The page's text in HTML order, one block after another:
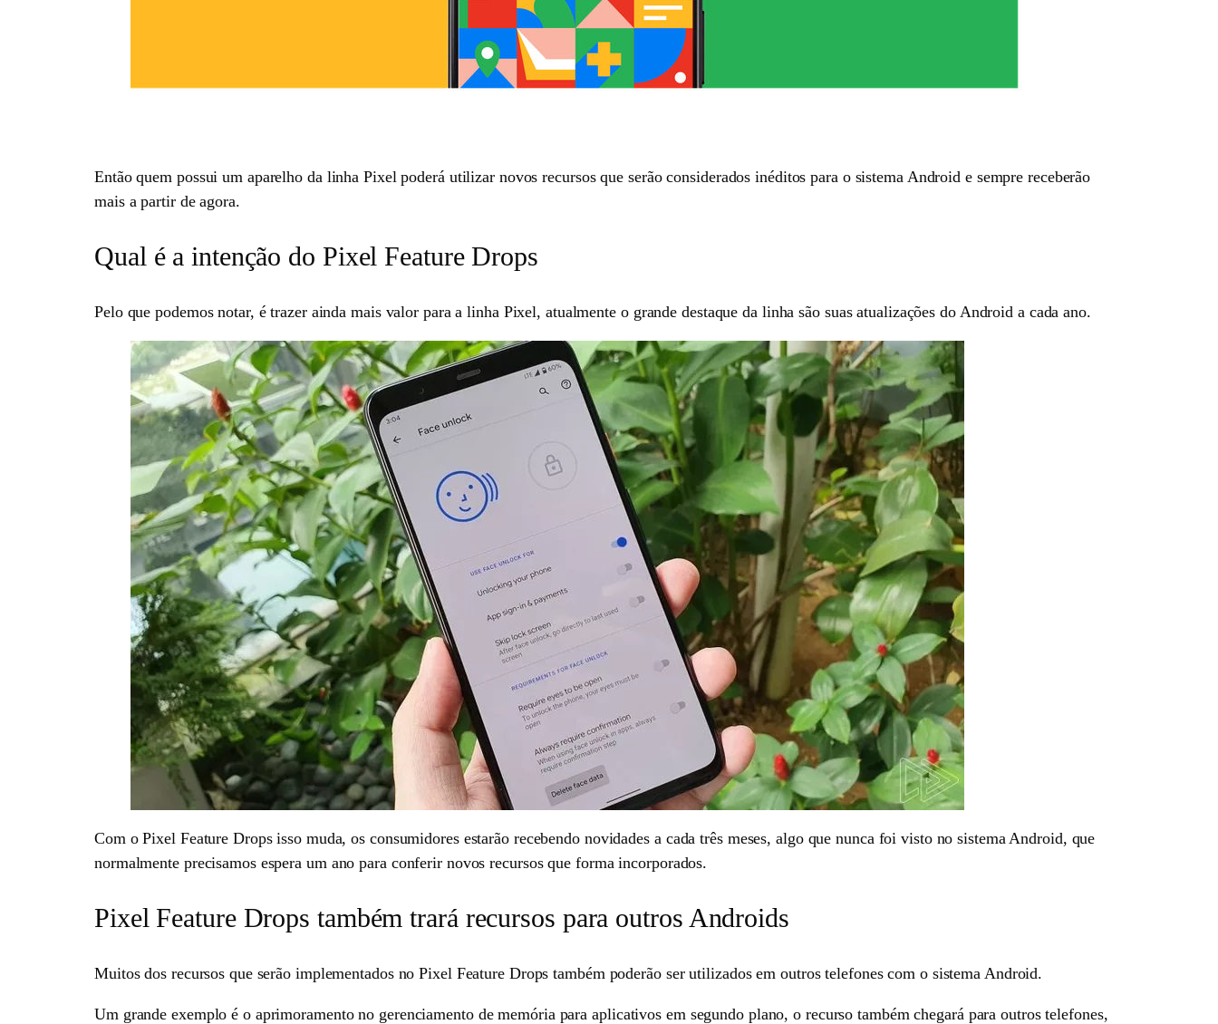
Então quem possui um aparelho da linha Pixel poderá utilizar novos recursos que serão considerados inéditos para o sistema Android e sempre receberão
mais a partir de agora.
Qual é a intenção do Pixel Feature Drops
Pelo que podemos notar, é trazer ainda mais valor para a linha Pixel, atualmente o grande destaque da linha são suas atualizações do Android a cada ano.
Com o Pixel Feature Drops isso muda, os consumidores estarão recebendo novidades a cada três meses, algo que nunca foi visto no sistema Android, que
normalmente precisamos espera um ano para conferir novos recursos que forma incorporados.
Pixel Feature Drops também trará recursos para outros Androids
Muitos dos recursos que serão implementados no Pixel Feature Drops também poderão ser utilizados em outros telefones com o sistema Android.
Um grande exemplo é o aprimoramento no gerenciamento de memória para aplicativos em segundo plano, o recurso também chegará para outros telefones,